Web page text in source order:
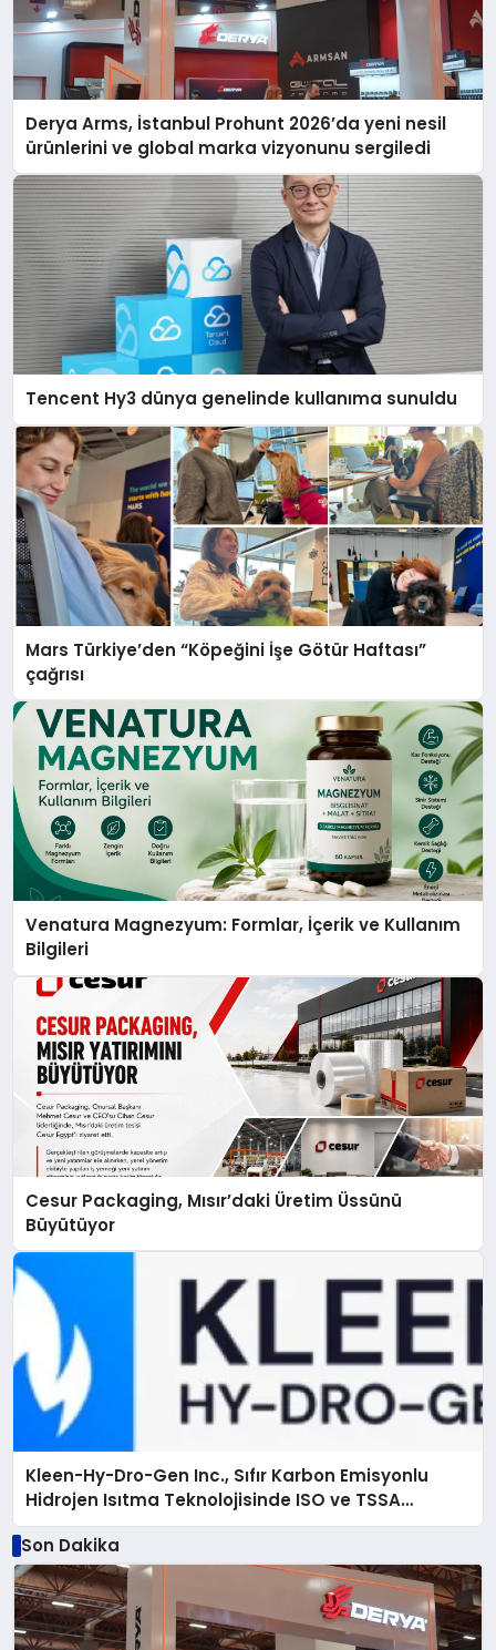
Derya Arms, İstanbul Prohunt 2026’da yeni nesil
ürünlerini ve global marka vizyonunu sergiledi
Tencent Hy3 dünya genelinde kullanıma sunuldu
Mars Türkiye’den “Köpeğini İşe Götür Haftası”
çağrısı
Venatura Magnezyum: Formlar, İçerik ve Kullanım
Bilgileri
Cesur Packaging, Mısır’daki Üretim Üssünü
Büyütüyor
Kleen-Hy-Dro-Gen Inc., Sıfır Karbon Emisyonlu
Hidrojen Isıtma Teknolojisinde ISO ve TSSA
Düzenleyici Onaylarını Aldı
Son Dakika